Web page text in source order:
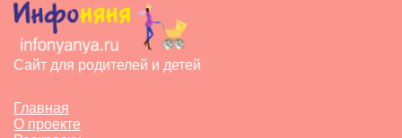
Сайт для родителей и детей
Главная
О проекте